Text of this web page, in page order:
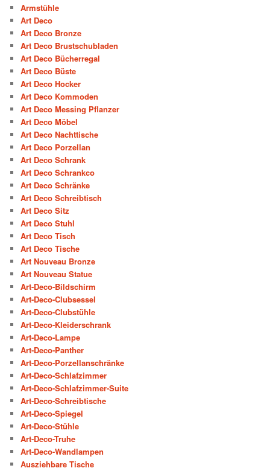
Armstühle
Art Deco
Art Deco Bronze
Art Deco Brustschubladen
Art Deco Bücherregal
Art Deco Büste
Art Deco Hocker
Art Deco Kommoden
Art Deco Messing Pflanzer
Art Deco Möbel
Art Deco Nachttische
Art Deco Porzellan
Art Deco Schrank
Art Deco Schrankco
Art Deco Schränke
Art Deco Schreibtisch
Art Deco Sitz
Art Deco Stuhl
Art Deco Tisch
Art Deco Tische
Art Nouveau Bronze
Art Nouveau Statue
Art-Deco-Bildschirm
Art-Deco-Clubsessel
Art-Deco-Clubstühle
Art-Deco-Kleiderschrank
Art-Deco-Lampe
Art-Deco-Panther
Art-Deco-Porzellanschränke
Art-Deco-Schlafzimmer
Art-Deco-Schlafzimmer-Suite
Art-Deco-Schreibtische
Art-Deco-Spiegel
Art-Deco-Stühle
Art-Deco-Truhe
Art-Deco-Wandlampen
Ausziehbare Tische